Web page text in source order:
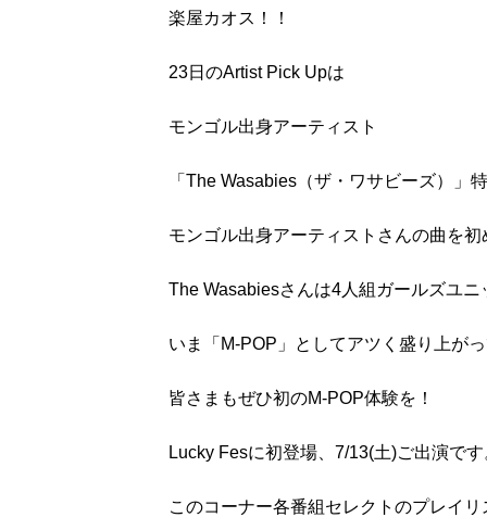
楽屋カオス！！
23日のArtist Pick Upは
モンゴル出身アーティスト
「The Wasabies（ザ・ワサビーズ）」
モンゴル出身アーティストさんの曲を初
The Wasabiesさんは4人組ガールズユニ
いま「M-POP」としてアツく盛り上がっ
皆さまもぜひ初のM-POP体験を！
Lucky Fesに初登場、7/13(土)ご出演です
このコーナー各番組セレクトのプレイリ